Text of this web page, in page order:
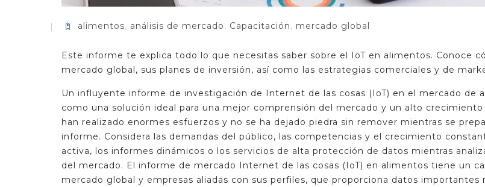
alimentos, análisis de mercado, Capacitación, mercado global
Este informe te explica todo lo que necesitas saber sobre el IoT en alimentos. Conoce
mercado global, sus planes de inversión, así como las estrategias comerciales y de
Un influyente informe de investigación de Internet de las cosas (IoT) en el mercado de
como una solución ideal para una mejor comprensión del mercado y un alto crecimiento
han realizado enormes esfuerzos y no se ha dejado piedra sin remover mientras se
informe. Considera las demandas del público, las competencias y el crecimiento
activa, los informes dinámicos o los servicios de alta protección de datos mientras
del mercado. El informe de mercado Internet de las cosas (IoT) en alimentos tiene un
mercado global y empresas aliadas con sus perfiles, que proporciona datos importantes